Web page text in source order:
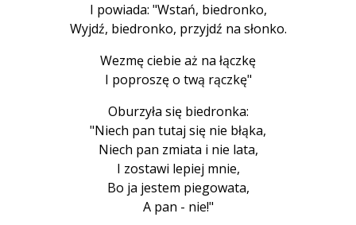
I powiada: "Wstań, biedronko,
Wyjdź, biedronko, przyjdź na słonko.
Wezmę ciebie aż na łączkę
I poproszę o twą rączkę"
Oburzyła się biedronka:
"Niech pan tutaj się nie błąka,
Niech pan zmiata i nie lata,
I zostawi lepiej mnie,
Bo ja jestem piegowata,
A pan - nie!"